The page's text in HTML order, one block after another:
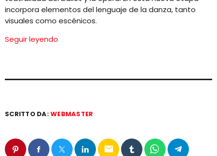
incorpora elementos del lenguaje de la danza, tanto
visuales como escénicos.
Seguir leyendo
SCRITTO DA:WEBMASTER
email